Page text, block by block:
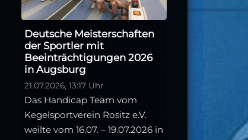
Deutsche Meisterschaften
der Sportler mit
Beeinträchtigungen 2026
in Augsburg
21.07.2026, 13:17 Uhr
Das Handicap Team vom
Kegelsportverein Rositz e.V.
weilte vom 16.07. – 19.07.2026 in